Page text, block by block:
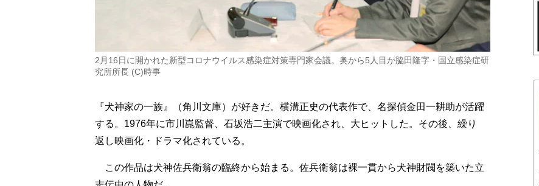
2月16日に開かれた新型コロナウイルス感染症対策専門家会議。奥から5人目が脇田隆字・国立感染症研
究所所長 (C)時事
『犬神家の一族』（角川文庫）が好きだ。横溝正史の代表作で、名探偵金田一耕助が活躍
する。1976年に市川崑監督、石坂浩二主演で映画化され、大ヒットした。その後、繰り
返し映画化・ドラマ化されている。
この作品は犬神佐兵衛翁の臨終から始まる。佐兵衛翁は裸一貫から犬神財閥を築いた立